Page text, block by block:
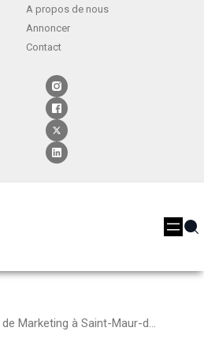
A propos de nous
Annoncer
Contact
Les 10 Meilleures Agences de Marketing à Saint-Maur-des-Fossés [2024]